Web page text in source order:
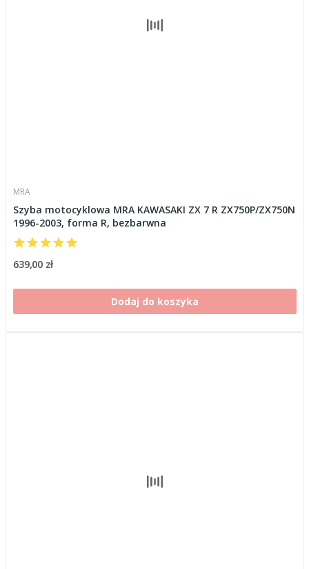
MRA
Szyba motocyklowa MRA KAWASAKI ZX 7 R ZX750P/ZX750N
1996-2003, forma R, bezbarwna
639,00 zł
Dodaj do koszyka